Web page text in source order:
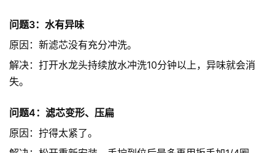
问题3：水有异味
原因：新滤芯没有充分冲洗。
解决：打开水龙头持续放水冲洗10分钟以上，异味就会消
失。
问题4：滤芯变形、压扁
原因：拧得太紧了。